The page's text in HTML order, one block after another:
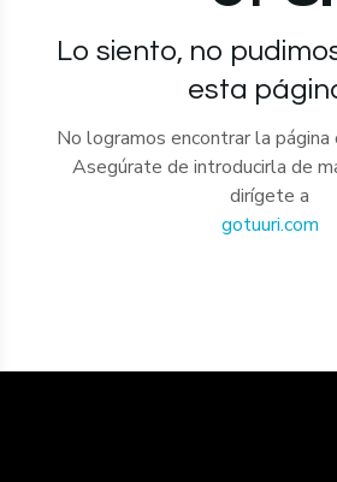
Lo siento, no
esta
No logramos encontrar la página
Asegúrate de introducirla de
dirígete a
gotuuri.com